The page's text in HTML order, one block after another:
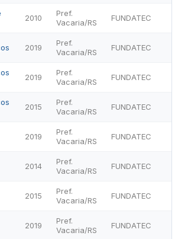
2010
Pref.
Vacaria/RS
FUNDATEC
2019
Pref.
Vacaria/RS
FUNDATEC
2019
Pref.
Vacaria/RS
FUNDATEC
2015
Pref.
Vacaria/RS
FUNDATEC
2019
Pref.
Vacaria/RS
FUNDATEC
2014
Pref.
Vacaria/RS
FUNDATEC
2015
Pref.
Vacaria/RS
FUNDATEC
2019
Pref.
Vacaria/RS
FUNDATEC